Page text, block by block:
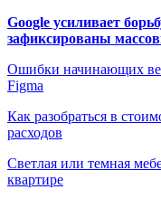
Google усиливает
зафиксированы
Ошибки начинающих
Figma
Как разобраться в
расходов
Светлая или темная
квартире